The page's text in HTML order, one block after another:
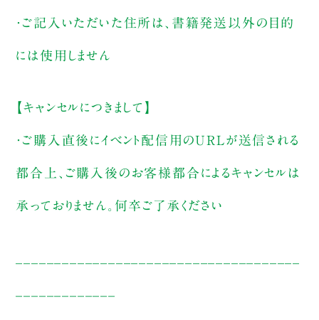
・ご記入いただいた住所は、書籍発送以外の目的
には使用しません
【キャンセルにつきまして】
・ご購入直後にイベント配信用のURLが送信される
都合上、ご購入後のお客様都合によるキャンセルは
承っておりません。何卒ご了承ください